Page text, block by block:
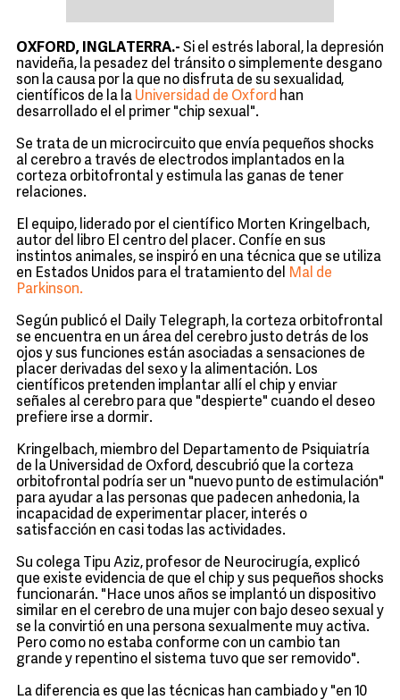
OXFORD, INGLATERRA.- Si el estrés laboral, la depresión
navideña, la pesadez del tránsito o simplemente desgano
son la causa por la que no disfruta de su sexualidad,
científicos de la la Universidad de Oxford han
desarrollado el el primer "chip sexual".
Se trata de un microcircuito que envía pequeños shocks
al cerebro a través de electrodos implantados en la
corteza orbitofrontal y estimula las ganas de tener
relaciones.
El equipo, liderado por el científico Morten Kringelbach,
autor del libro El centro del placer. Confíe en sus
instintos animales, se inspiró en una técnica que se utiliza
en Estados Unidos para el tratamiento del
Mal de
Parkinson.
Según publicó el Daily Telegraph, la corteza orbitofrontal
se encuentra en un área del cerebro justo detrás de los
ojos y sus funciones están asociadas a sensaciones de
placer derivadas del sexo y la alimentación. Los
científicos pretenden implantar allí el chip y enviar
señales al cerebro para que "despierte" cuando el deseo
prefiere irse a dormir.
Kringelbach, miembro del Departamento de Psiquiatría
de la Universidad de Oxford, descubrió que la corteza
orbitofrontal podría ser un "nuevo punto de estimulación"
para ayudar a las personas que padecen anhedonia, la
incapacidad de experimentar placer, interés o
satisfacción en casi todas las actividades.
Su colega Tipu Aziz, profesor de Neurocirugía, explicó
que existe evidencia de que el chip y sus pequeños shocks
funcionarán. "Hace unos años se implantó un dispositivo
similar en el cerebro de una mujer con bajo deseo sexual y
se la convirtió en una persona sexualmente muy activa.
Pero como no estaba conforme con un cambio tan
grande y repentino el sistema tuvo que ser removido".
La diferencia es que las técnicas han cambiado y "en 10